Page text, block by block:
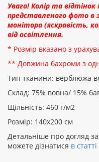
Увага! Колір та
представленого фото в
монітора (яскравість,
від освітлення.
* Розмір вказано з
** Довжина бахроми з
Тип тканини: верблюжа
Склад: 75% вовна/ 15%
Щільність: 460 г/м2
Розмір: 140х200 см
Детальніше про догляд
можете дізнатися в статті